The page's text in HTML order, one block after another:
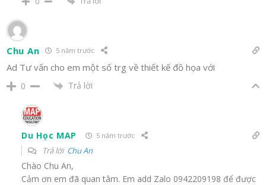
Chu An 5 năm trước
Ad Tư vấn cho em một số trg về thiết kế đồ họa với
0 Trả lời
Du Học MAP 5 năm trước
Trả lời Chu An
Chào Chu An,
Cảm ơn em đã quan tâm. Em add Zalo 0942209198 để được